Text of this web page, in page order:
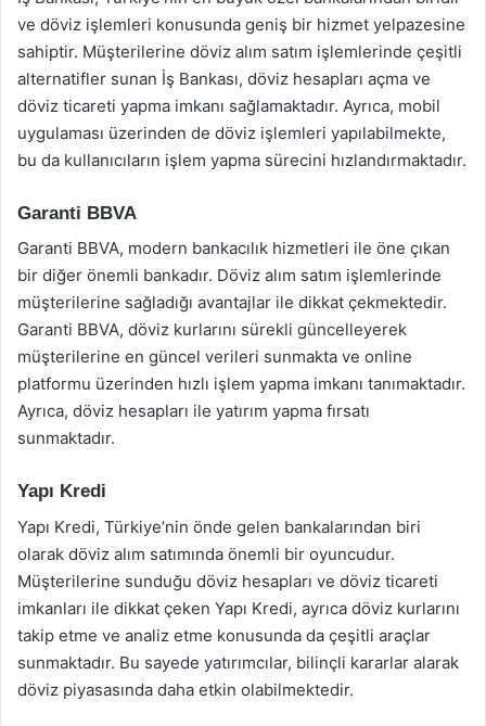
ve döviz işlemleri konusunda geniş bir hizmet yelpazesine
sahiptir. Müşterilerine döviz alım satım işlemlerinde çeşitli
alternatifler sunan İş Bankası, döviz hesapları açma ve
döviz ticareti yapma imkanı sağlamaktadır. Ayrıca, mobil
uygulaması üzerinden de döviz işlemleri yapılabilmekte,
bu da kullanıcıların işlem yapma sürecini hızlandırmaktadır.
Garanti BBVA
Garanti BBVA, modern bankacılık hizmetleri ile öne çıkan
bir diğer önemli bankadır. Döviz alım satım işlemlerinde
müşterilerine sağladığı avantajlar ile dikkat çekmektedir.
Garanti BBVA, döviz kurlarını sürekli güncelleyerek
müşterilerine en güncel verileri sunmakta ve online
platformu üzerinden hızlı işlem yapma imkanı tanımaktadır.
Ayrıca, döviz hesapları ile yatırım yapma fırsatı
sunmaktadır.
Yapı Kredi
Yapı Kredi, Türkiye’nin önde gelen bankalarından biri
olarak döviz alım satımında önemli bir oyuncudur.
Müşterilerine sunduğu döviz hesapları ve döviz ticareti
imkanları ile dikkat çeken Yapı Kredi, ayrıca döviz kurlarını
takip etme ve analiz etme konusunda da çeşitli araçlar
sunmaktadır. Bu sayede yatırımcılar, bilinçli kararlar alarak
döviz piyasasında daha etkin olabilmektedir.